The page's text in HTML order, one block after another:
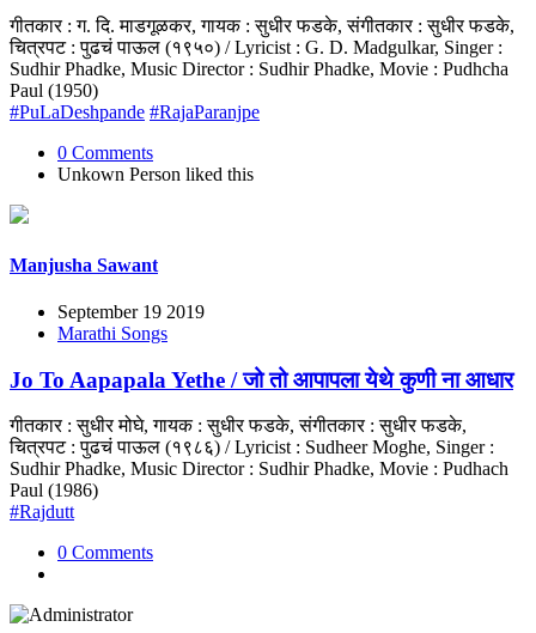
गीतकार : ग. दि. माडगूळकर, गायक : सुधीर फडके, संगीतकार : सुधीर फडके,
चित्रपट : पुढचं पाऊल (१९५०) / Lyricist : G. D. Madgulkar, Singer :
Sudhir Phadke, Music Director : Sudhir Phadke, Movie : Pudhcha
Paul (1950)
#PuLaDeshpande #RajaParanjpe
0 Comments
Unkown Person liked this
Manjusha Sawant
September 19 2019
Marathi Songs
Jo To Aapapala Yethe / जो तो आपापला येथे कुणी ना आधार
गीतकार : सुधीर मोघे, गायक : सुधीर फडके, संगीतकार : सुधीर फडके,
चित्रपट : पुढचं पाऊल (१९८६) / Lyricist : Sudheer Moghe, Singer :
Sudhir Phadke, Music Director : Sudhir Phadke, Movie : Pudhach
Paul (1986)
#Rajdutt
0 Comments